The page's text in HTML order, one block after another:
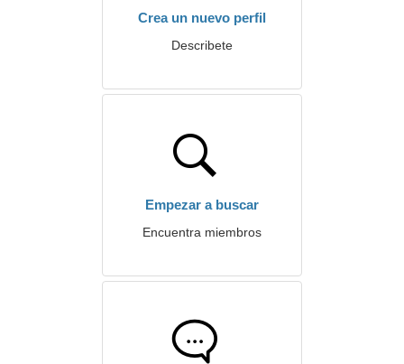
Crea un nuevo perfil
Describete
Empezar a buscar
Encuentra miembros